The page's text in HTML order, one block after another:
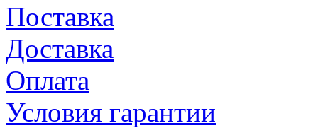
Поставка
Доставка
Оплата
Условия гарантии